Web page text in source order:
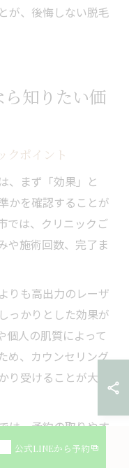
が、後悔しない脱毛
知りたい価
クポイント
、まず「効果」と
かを確認することが
では、クリニックご
や施術回数、完了ま
りも高出力のレーザ
っかりとした効果が
個人の肌質によって
め、カウンセリング
受けることが大切
は、予約の取りやす
トとなります。忙し
公式LINEから予約